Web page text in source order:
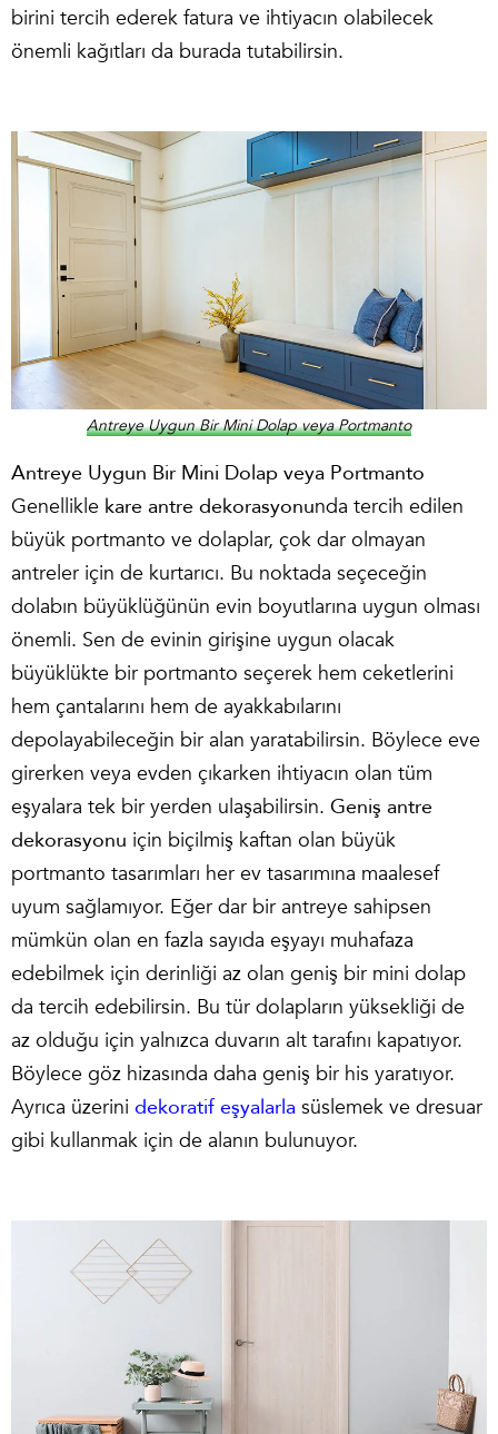
birini tercih ederek fatura ve ihtiyacın olabilecek
önemli kağıtları da burada tutabilirsin.
Antreye Uygun Bir Mini Dolap veya Portmanto
Antreye Uygun Bir Mini Dolap veya Portmanto
Genellikle kare antre dekorasyonunda tercih edilen
büyük portmanto ve dolaplar, çok dar olmayan
antreler için de kurtarıcı. Bu noktada seçeceğin
dolabın büyüklüğünün evin boyutlarına uygun olması
önemli. Sen de evinin girişine uygun olacak
büyüklükte bir portmanto seçerek hem ceketlerini
hem çantalarını hem de ayakkabılarını
depolayabileceğin bir alan yaratabilirsin. Böylece eve
girerken veya evden çıkarken ihtiyacın olan tüm
eşyalara tek bir yerden ulaşabilirsin. Geniş antre
dekorasyonu için biçilmiş kaftan olan büyük
portmanto tasarımları her ev tasarımına maalesef
uyum sağlamıyor. Eğer dar bir antreye sahipsen
mümkün olan en fazla sayıda eşyayı muhafaza
edebilmek için derinliği az olan geniş bir mini dolap
da tercih edebilirsin. Bu tür dolapların yüksekliği de
az olduğu için yalnızca duvarın alt tarafını kapatıyor.
Böylece göz hizasında daha geniş bir his yaratıyor.
Ayrıca üzerini dekoratif eşyalarla süslemek ve dresuar
gibi kullanmak için de alanın bulunuyor.